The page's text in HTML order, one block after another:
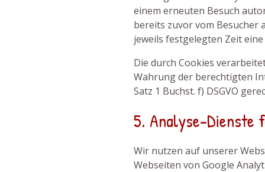
einem erneuten Besuch
bereits zuvor vom
jeweils festgelegten Zeit
Die durch Cookies
Wahrung der berechtigten
Satz 1 Buchst. f) DSGVO
5. Analyse-Dienste
Wir nutzen auf unserer
Webseiten von Google